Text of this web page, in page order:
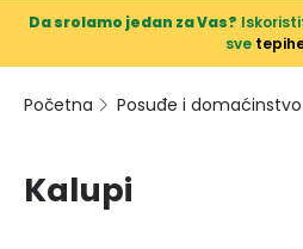
Da srolamo jedan za Vas?
sve
Početna Posuđe i domaćinstvo
Kalupi